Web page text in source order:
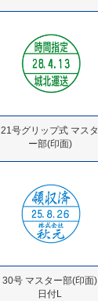
21号グリップ式 マスタ
ー部(印面)
30号 マスター部(印面)
日付L